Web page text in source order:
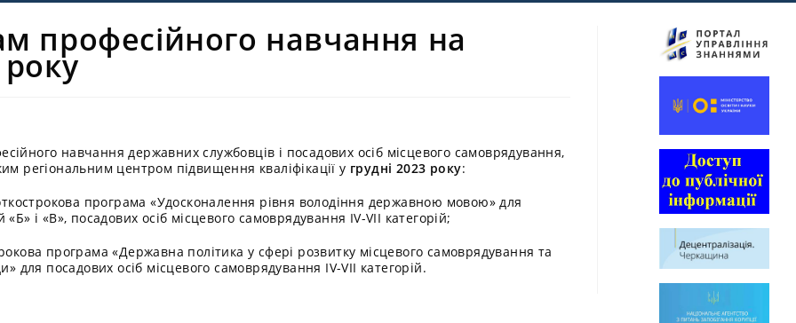
професійного навчання на
навчання державних службовців і посадових осіб місцевого самоврядування,
регіональним центром підвищення кваліфікації у грудні 2023 року:
програма «Удосконалення рівня володіння державною мовою» для
і «В», посадових осіб місцевого самоврядування IV-VII категорій;
програма «Державна політика у сфері розвитку місцевого самоврядування та
для посадових осіб місцевого самоврядування IV-VII категорій.